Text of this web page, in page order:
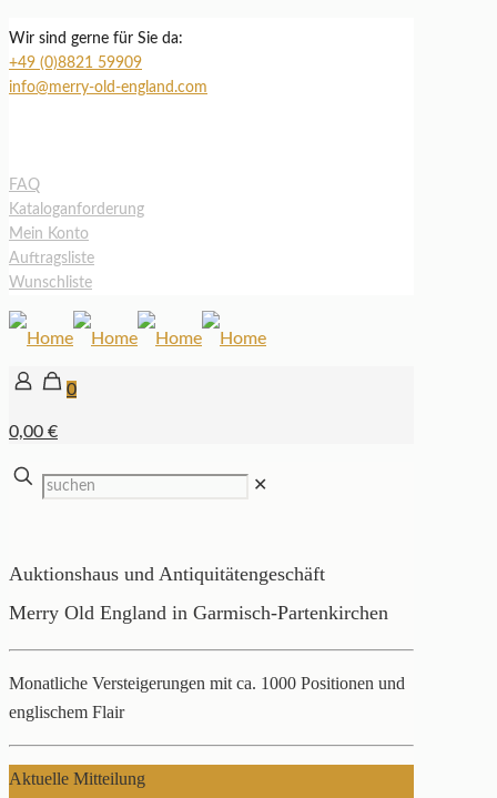
Wir sind gerne für Sie da:
+49 (0)8821 59909
info@merry-old-england.com
FAQ
Kataloganforderung
Mein Konto
Auftragsliste
Wunschliste
0
0,00 €
✕
Auktionshaus und Antiquitätengeschäft
Merry Old England in Garmisch-Partenkirchen
Monatliche Versteigerungen mit ca. 1000 Positionen und
englischem Flair
Aktuelle Mitteilung